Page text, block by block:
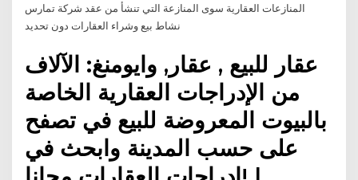
المنازعات العقارية سوى المنازعة التي تنشأ من عقد شركة تمارس
نشاط بيع وشراء العقارات دون تحديد
عقار للبيع , عقار, وايومنغ: الآلاف
من الإدراجات العقارية الخاصة
بالبيوت المعروضة للبيع في تصفح
على حسب المدينة وابحث في